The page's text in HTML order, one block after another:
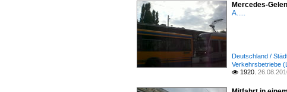
Mercedes-
A.....
Deutschland /
Verkehrsbetriebe
 1920.